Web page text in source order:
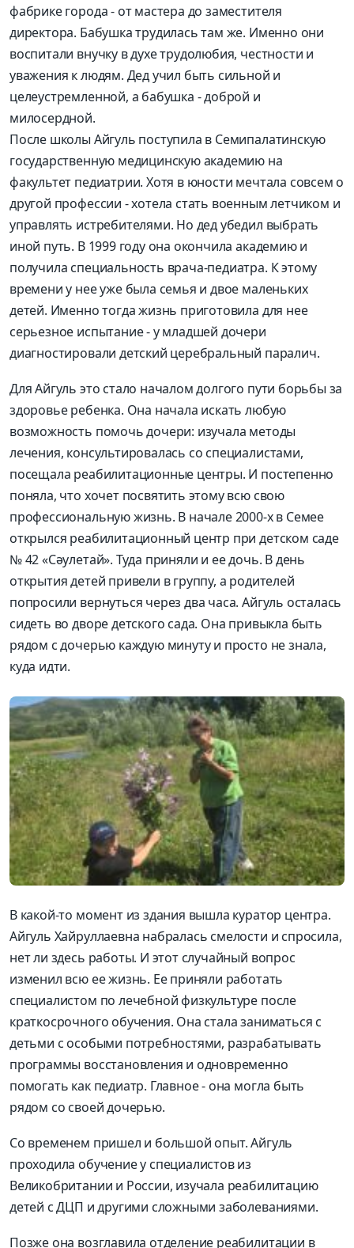
фабрике города - от мастера до заместителя
директора. Бабушка трудилась там же. Именно они
воспитали внучку в духе трудолюбия, честности и
уважения к людям. Дед учил быть сильной и
целеустремленной, а бабушка - доброй и
милосердной.
После школы Айгуль поступила в Семипалатинскую
государственную медицинскую академию на
факультет педиатрии. Хотя в юности мечтала совсем о
другой профессии - хотела стать военным летчиком и
управлять истребителями. Но дед убедил выбрать
иной путь. В 1999 году она окончила академию и
получила специальность врача-педиатра. К этому
времени у нее уже была семья и двое маленьких
детей. Именно тогда жизнь приготовила для нее
серьезное испытание - у младшей дочери
диагностировали детский церебральный паралич.
Для Айгуль это стало началом долгого пути борьбы за
здоровье ребенка. Она начала искать любую
возможность помочь дочери: изучала методы
лечения, консультировалась со специалистами,
посещала реабилитационные центры. И постепенно
поняла, что хочет посвятить этому всю свою
профессиональную жизнь. В начале 2000-х в Семее
открылся реабилитационный центр при детском саде
№ 42 «Сәулетай». Туда приняли и ее дочь. В день
открытия детей привели в группу, а родителей
попросили вернуться через два часа. Айгуль осталась
сидеть во дворе детского сада. Она привыкла быть
рядом с дочерью каждую минуту и просто не знала,
куда идти.
В какой-то момент из здания вышла куратор центра.
Айгуль Хайруллаевна набралась смелости и спросила,
нет ли здесь работы. И этот случайный вопрос
изменил всю ее жизнь. Ее приняли работать
специалистом по лечебной физкультуре после
краткосрочного обучения. Она стала заниматься с
детьми с особыми потребностями, разрабатывать
программы восстановления и одновременно
помогать как педиатр. Главное - она могла быть
рядом со своей дочерью.
Со временем пришел и большой опыт. Айгуль
проходила обучение у специалистов из
Великобритании и России, изучала реабилитацию
детей с ДЦП и другими сложными заболеваниями.
Позже она возглавила отделение реабилитации в